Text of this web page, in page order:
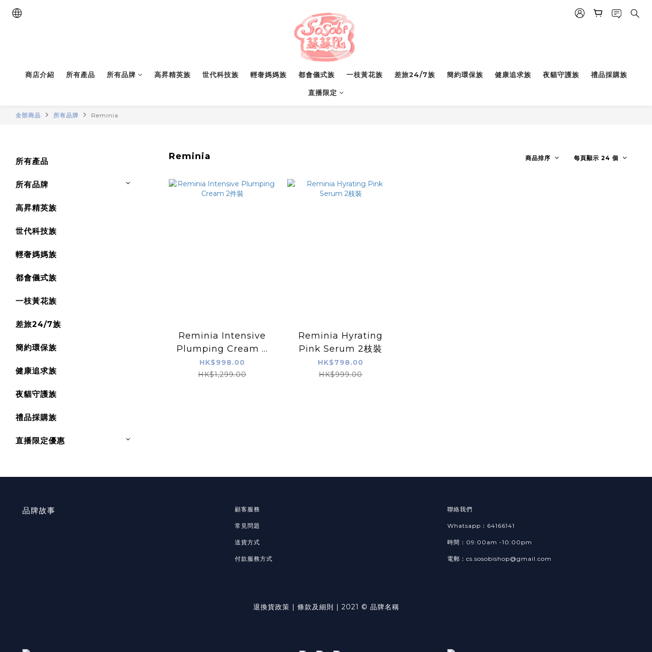
商店介紹 所有產品 所有品牌 高昇精英族 世代科技族 輕奢媽媽族 都會儀式族 一枝黃花族 差旅24/7族 簡約環保族 健康追求族 夜貓守護族 禮品採購族
直播限定
全部商品 所有品牌 Reminia
所有產品
所有品牌
高昇精英族
世代科技族
輕奢媽媽族
都會儀式族
一枝黃花族
差旅24/7族
簡約環保族
健康追求族
夜貓守護族
禮品採購族
直播限定優惠
Reminia 商品排序 每頁顯示 24 個
Reminia Intensive
Plumping Cream 2
件裝
HK$998.00
HK$1,299.00
Reminia Hyrating
Pink Serum 2枝裝
HK$798.00
HK$999.00
品牌故事 顧客服務
常見問題
送貨方式
付款服務方式
聯絡我們
Whatsapp：64166141
時間：09:00am -10:00pm
電郵：cs.sosobishop@gmail.com
退換貨政策 條款及細則 | 2021 © 品牌名稱